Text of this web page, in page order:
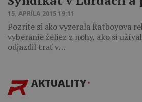
15. APRÍLA 2015 19:11
Pozrite si ako vyzerala Ratboyova
vyberanie želiez z nohy, ako si
odjazdil trať v…
AKTUALITY